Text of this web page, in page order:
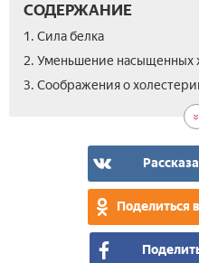
СОДЕРЖАНИЕ
1. Сила белка
2. Уменьшение насыщенных
3. Соображения о
Поделиться